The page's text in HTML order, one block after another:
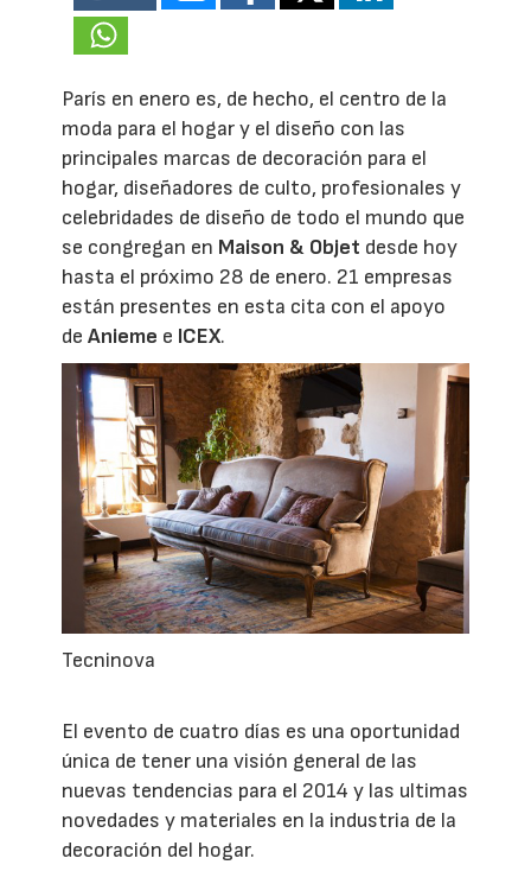
París en enero es, de hecho, el centro de la
moda para el hogar y el diseño con las
principales marcas de decoración para el
hogar, diseñadores de culto, profesionales y
celebridades de diseño de todo el mundo que
se congregan en Maison & Objet desde hoy
hasta el próximo 28 de enero. 21 empresas
están presentes en esta cita con el apoyo
deAnieme e ICEX.
Tecninova
El evento de cuatro días es una oportunidad
única de tener una visión general de las
nuevas tendencias para el 2014 y las ultimas
novedades y materiales en la industria de la
decoración del hogar.